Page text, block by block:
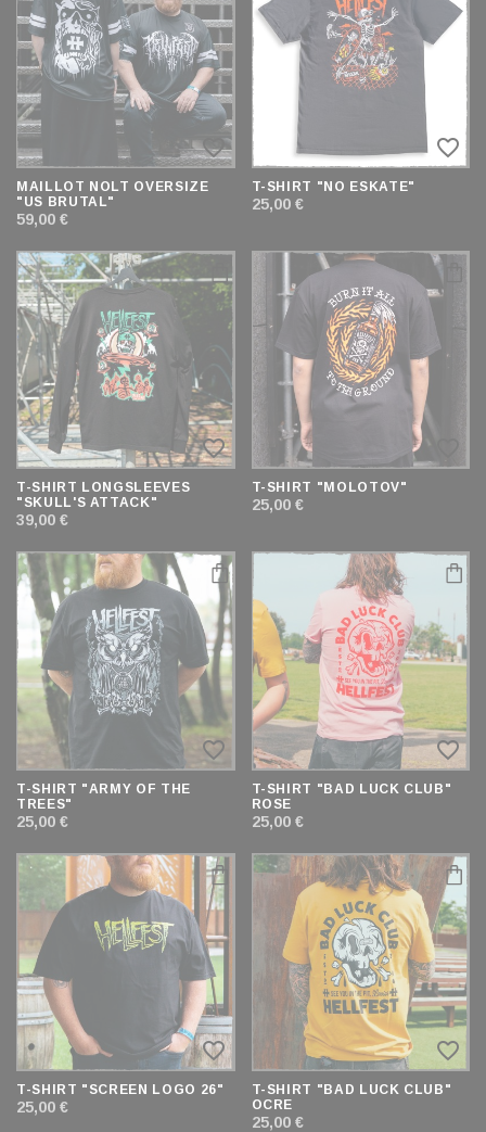
ET
TRIER
favorite_border
MAILLOT NOLT OVERSIZE
"US BRUTAL"
59,00 €
favorite_border
T-SHIRT "NO ESKATE"
25,00 €
favorite_border
T-SHIRT LONGSLEEVES
"SKULL'S ATTACK"
39,00 €
T-SHIRT "MOLOTOV"
25,00 €
favorite_border
T-SHIRT "ARMY OF THE
TREES"
25,00 €
favorite_border
T-SHIRT "BAD LUCK CLUB"
ROSE
25,00 €
favorite_border
T-SHIRT "SCREEN LOGO 26"
25,00 €
favorite_border
T-SHIRT "BAD LUCK CLUB"
OCRE
25,00 €